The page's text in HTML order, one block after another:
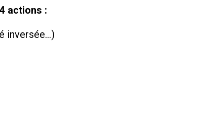
actions :
inversée…)